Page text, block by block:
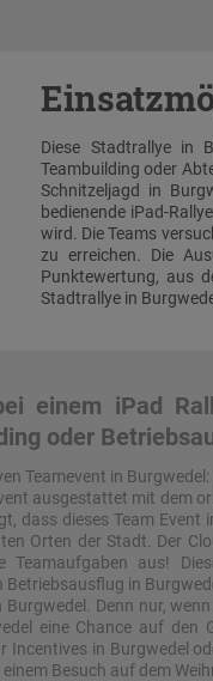
Diese Stadtrallye in
Teambuilding oder
Schnitzeljagd in
bedienende iPad-
wird. Die Teams
zu erreichen. Die
Punktewertung, aus
Stadtrallye in
einem iPad
oder
Teamevent in
ausgestattet mit dem
dass dieses Team Event
Orten der Stadt. Der
Teamaufgaben aus!
in
Denn nur,
eine Chance auf den
in Burgwedel
Besuch auf dem